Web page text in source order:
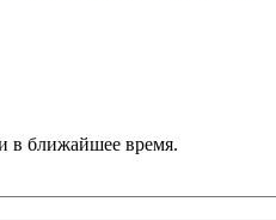
в ближайшее время.